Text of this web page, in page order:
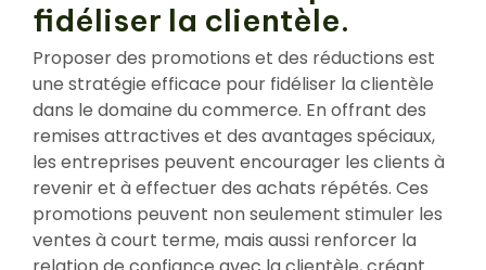
fidéliser la clientèle.
Proposer des promotions et des réductions est
une stratégie efficace pour fidéliser la clientèle
dans le domaine du commerce. En offrant des
remises attractives et des avantages spéciaux,
les entreprises peuvent encourager les clients à
revenir et à effectuer des achats répétés. Ces
promotions peuvent non seulement stimuler les
ventes à court terme, mais aussi renforcer la